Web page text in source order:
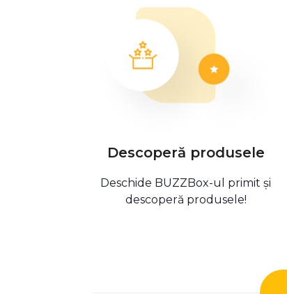
Descoperă produsele
Deschide BUZZBox-ul primit și
descoperă produsele!